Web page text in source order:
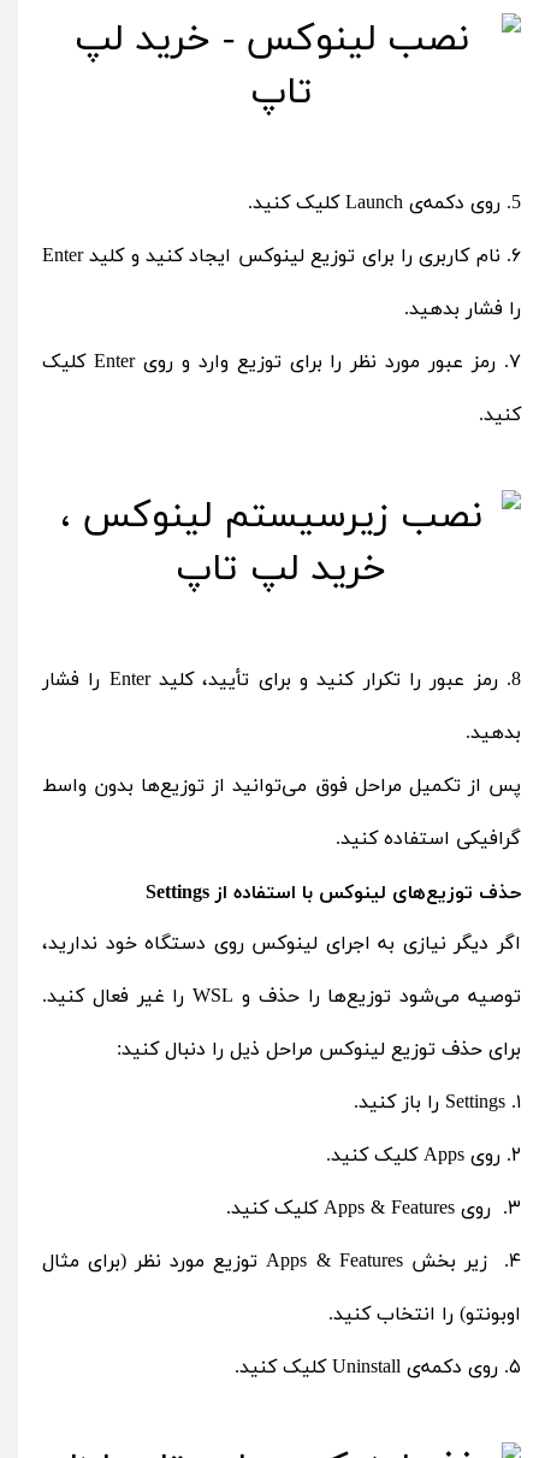
5. روی دکمه‌ی Launch کلیک کنید.
۶. نام کاربری را برای توزیع لینوکس ایجاد کنید و کلید Enter
را فشار بدهید.
۷. رمز عبور مورد نظر را برای توزیع وارد و روی Enter کلیک
کنید.
8. رمز عبور را تکرار کنید و برای تأیید، کلید Enter را فشار
بدهید.
پس از تکمیل مراحل فوق می‌توانید از توزیع‌ها بدون واسط
گرافیکی استفاده کنید.
حذف توزیع‌های لینوکس با استفاده از Settings
اگر دیگر نیازی به اجرای لینوکس روی دستگاه خود ندارید،
توصیه می‌شود توزیع‌ها را حذف و WSL را غیر فعال کنید.
برای حذف توزیع لینوکس مراحل ذیل را دنبال کنید:
۱. Settings را باز کنید.
۲. روی Apps کلیک کنید.
۳. روی Apps & Features کلیک کنید.
۴. زیر بخش Apps & Features توزیع مورد نظر (برای مثال
اوبونتو) را انتخاب کنید.
۵. روی دکمه‌ی Uninstall کلیک کنید.